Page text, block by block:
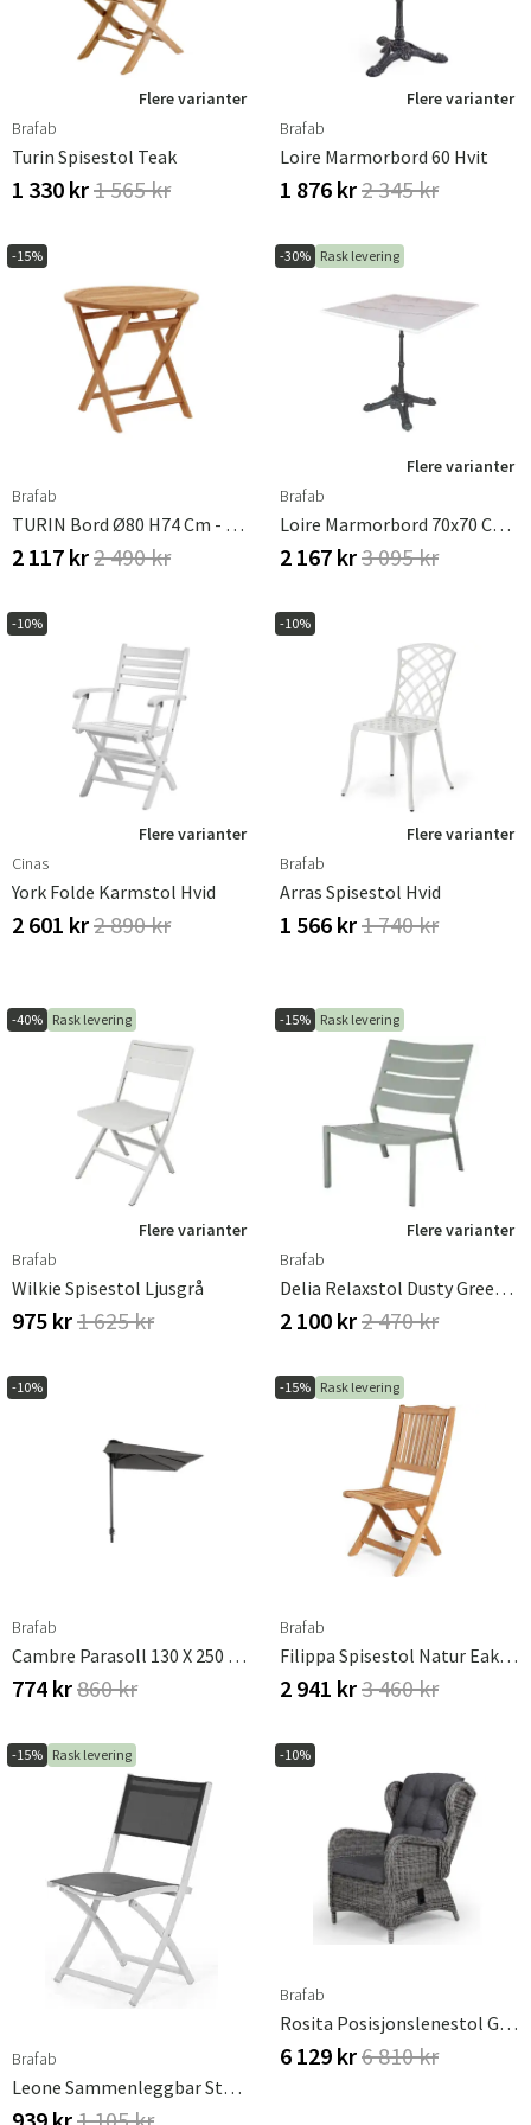
Flere varianter
Brafab
Turin Spisestol Teak
1 330 kr1 565 kr
Flere varianter
Brafab
Loire Marmorbord 60 Hvit
1 876 kr2 345 kr
-15%
Brafab
TURIN Bord Ø80 H74 Cm - Teak
2 117 kr2 490 kr
-30% Rask levering
Flere varianter
Brafab
Loire Marmorbord 70x70 Cm Hvit
2 167 kr3 095 kr
-10%
Flere varianter
Cinas
York Folde Karmstol Hvid
2 601 kr2 890 kr
-10%
Flere varianter
Brafab
Arras Spisestol Hvid
1 566 kr1 740 kr
-40% Rask levering
Flere varianter
Brafab
Wilkie Spisestol Ljusgrå
975 kr1 625 kr
-15% Rask levering
Flere varianter
Brafab
Delia Relaxstol Dusty Green Brafab
2 100 kr2 470 kr
-10%
Brafab
Cambre Parasoll 130 X 250 Cm Antrasitt/grå Brafab
774 kr860 kr
-15% Rask levering
Brafab
Filippa Spisestol Natur Eak Brafab
2 941 kr3 460 kr
-15% Rask levering
Brafab
Leone Sammenleggbar Stol Hvit/Grå
-10%
Brafab
Rosita Posisjonslenestol Grå/grå Brafab
6 129 kr6 810 kr